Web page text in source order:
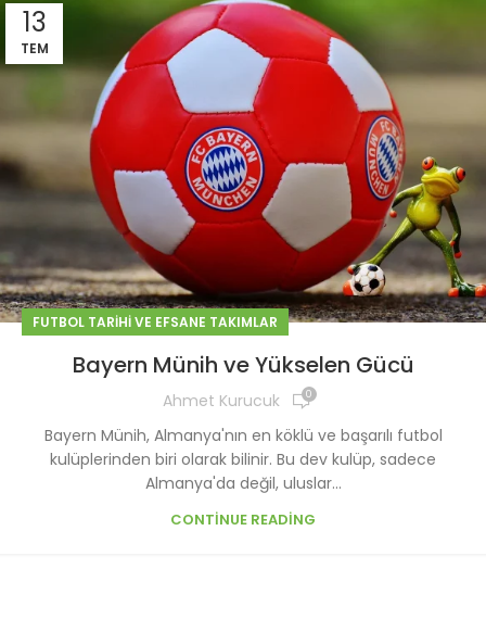
13
TEM
FUTBOL TARIHI VE EFSANE TAKIMLAR
Bayern Münih ve Yükselen Gücü
Ahmet Kurucuk 0
Bayern Münih, Almanya'nın en köklü ve başarılı futbol
kulüplerinden biri olarak bilinir. Bu dev kulüp, sadece
Almanya'da değil, uluslar...
CONTINUE READING